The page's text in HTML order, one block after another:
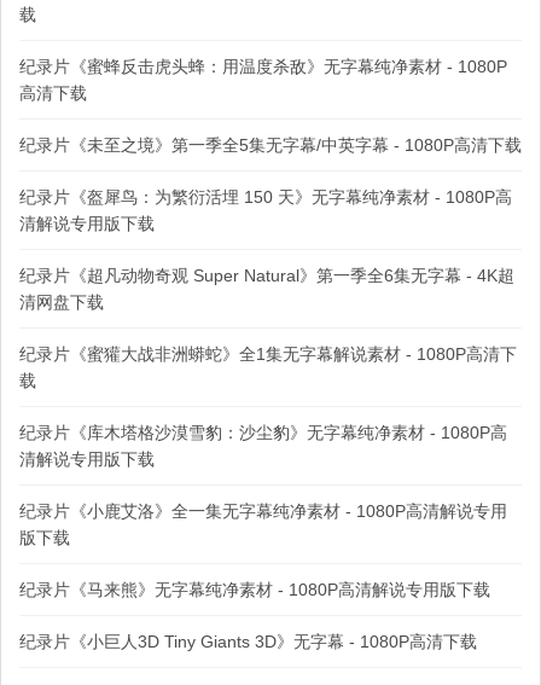
载
纪录片《蜜蜂反击虎头蜂：用温度杀敌》无字幕纯净素材 - 1080P
高清下载
纪录片《未至之境》第一季全5集无字幕/中英字幕 - 1080P高清下载
纪录片《盔犀鸟：为繁衍活埋 150 天》无字幕纯净素材 - 1080P高
清解说专用版下载
纪录片《超凡动物奇观 Super Natural》第一季全6集无字幕 - 4K超
清网盘下载
纪录片《蜜獾大战非洲蟒蛇》全1集无字幕解说素材 - 1080P高清下
载
纪录片《库木塔格沙漠雪豹：沙尘豹》无字幕纯净素材 - 1080P高
清解说专用版下载
纪录片《小鹿艾洛》全一集无字幕纯净素材 - 1080P高清解说专用
版下载
纪录片《马来熊》无字幕纯净素材 - 1080P高清解说专用版下载
纪录片《小巨人3D Tiny Giants 3D》无字幕 - 1080P高清下载